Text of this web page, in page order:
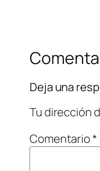
Deja una
Tu dirección
Comentario*